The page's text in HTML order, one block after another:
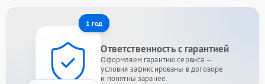
1 год
Ответственность с гарантией
Оформляем гарантию сервиса —
условия зафиксированы в договоре
и понятны заранее.